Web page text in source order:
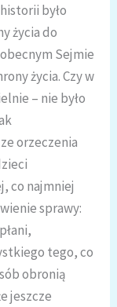
było
życia do
Sejmie
życia. Czy w
– nie było
orzeczenia
co najmniej
sprawy:
tego, co
obronią
jeszcze